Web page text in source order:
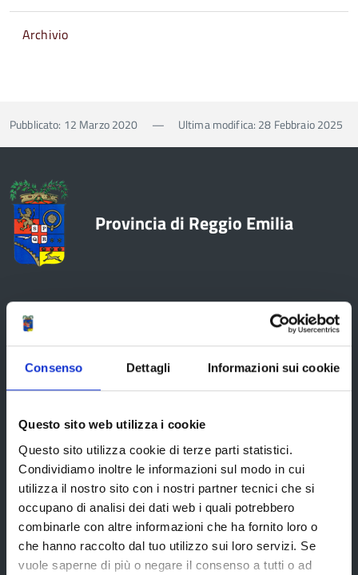
Consenso Dettagli Informazioni sui cookie
Questo sito web utilizza i cookie
Questo sito utilizza cookie di terze parti statistici.
Condividiamo inoltre le informazioni sul modo in cui
utilizza il nostro sito con i nostri partner tecnici che si
occupano di analisi dei dati web i quali potrebbero
combinarle con altre informazioni che ha fornito loro o
che hanno raccolto dal tuo utilizzo sui loro servizi. Se
vuole saperne di più o negare il consenso a tutti o ad
Archivio
Pubblicato: 12 Marzo 2020 — Ultima modifica: 28 Febbraio 2025
Provincia di Reggio Emilia
La Provincia
Organi di governo
Amministrazione Trasparente
Uffici e orari
Storia della Provincia
Edifici e Parchi
Elezioni